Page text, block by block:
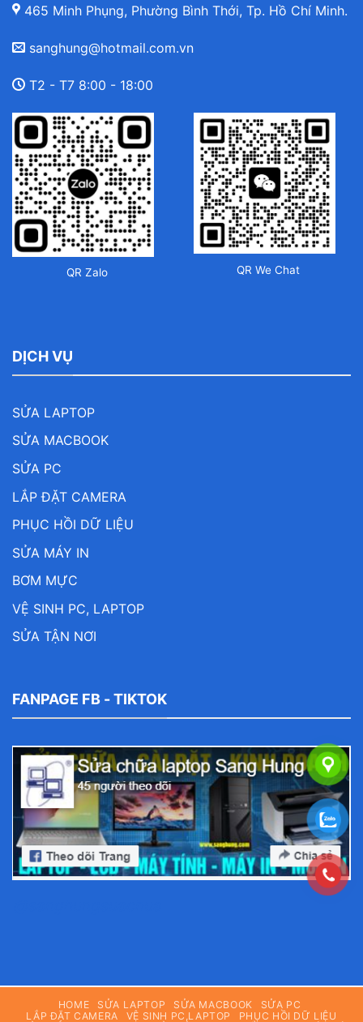
465 Minh Phụng, Phường Bình Thới, Tp. Hồ Chí Minh.
sanghung@hotmail.com.vn
T2 - T7 8:00 - 18:00
QR Zalo QR We Chat
DỊCH VỤ
SỬA LAPTOP
SỬA MACBOOK
SỬA PC
LẮP ĐẶT CAMERA
PHỤC HỒI DỮ LIỆU
SỬA MÁY IN
BƠM MỰC
VỆ SINH PC, LAPTOP
SỬA TẬN NƠI
FANPAGE FB - TIKTOK
HOME SỬA LAPTOP SỬA MACBOOK
SỬA PC
LẮP ĐẶT CAMERA
VỆ SINH PC,LAPTOP
PHỤC HỒI DỮ LIỆU